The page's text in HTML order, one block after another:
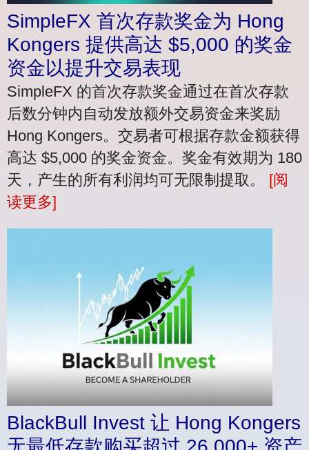
SimpleFX 首次存款奖金为 Hong
Kongers 提供高达 $5,000 的奖金
资金以提升交易表现
SimpleFX 的首次存款奖金通过在首次存款
后数分钟内自动发放额外交易资金来奖励
Hong Kongers。交易者可根据存款金额获得
高达 $5,000 的奖金资金。奖金有效期为 180
天，产生的所有利润均可无限制提取。 [阅
读更多]
BlackBull Invest 让 Hong Kongers